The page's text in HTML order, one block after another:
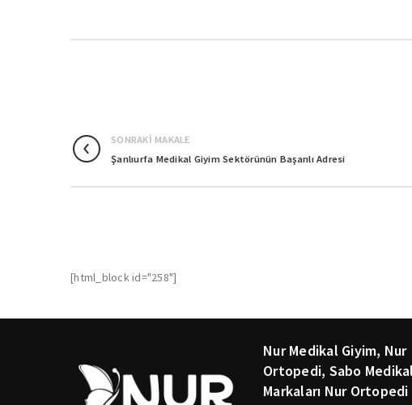
SONRAKI MAKALE
Şanlıurfa Medikal Giyim Sektörünün Başarılı Adresi
[html_block id="258"]
Nur Medikal Giyim, Nur
Ortopedi, Sabo Medikal
Markaları Nur Ortopedi